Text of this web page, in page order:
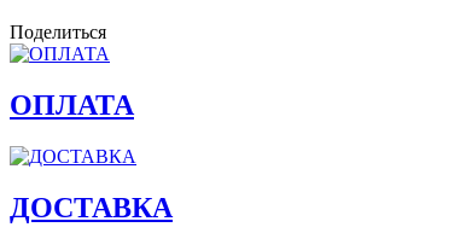
Поделиться
ОПЛАТА
ДОСТАВКА